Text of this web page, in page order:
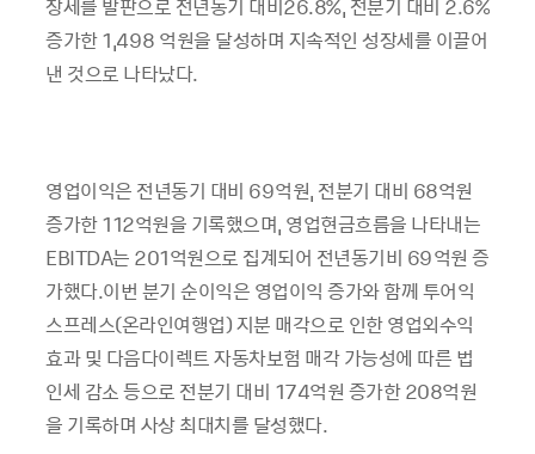
장세를 발판으로 전년동기 대비26.8%, 전분기 대비 2.6%
증가한 1,498 억원을 달성하며 지속적인 성장세를 이끌어
낸 것으로 나타났다.
영업이익은 전년동기 대비 69억원, 전분기 대비 68억원
증가한 112억원을 기록했으며, 영업현금흐름을 나타내는
EBITDA는 201억원으로 집계되어 전년동기비 69억원 증
가했다.이번 분기 순이익은 영업이익 증가와 함께 투어익
스프레스(온라인여행업) 지분 매각으로 인한 영업외수익
효과 및 다음다이렉트 자동차보험 매각 가능성에 따른 법
인세 감소 등으로 전분기 대비 174억원 증가한 208억원
을 기록하며 사상 최대치를 달성했다.